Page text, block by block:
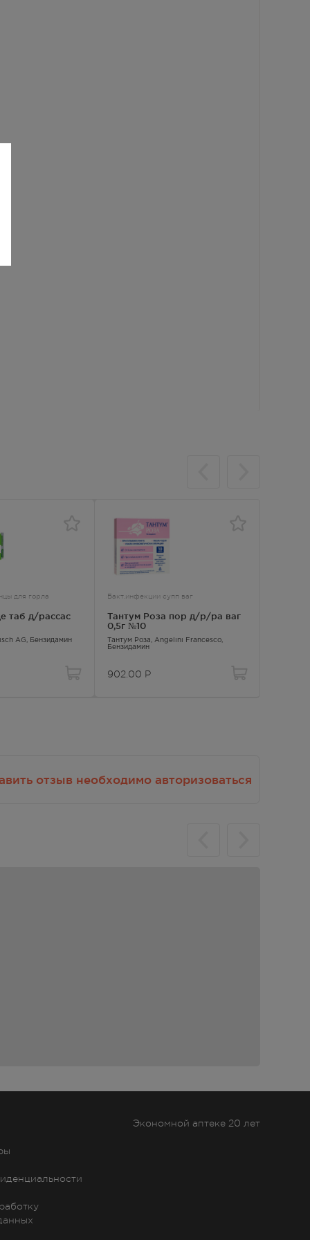
для горла
таб д/рассас
AG, Бензидамин
Бакт.инфекции супп ваг
Тантум Роза пор д/р/ра ваг
0,5г №10
Тантум Роза , Angelini Francesco,
Бензидамин
902.00 Р
отзыв необходимо авторизоваться
Экономной аптеке 20 лет